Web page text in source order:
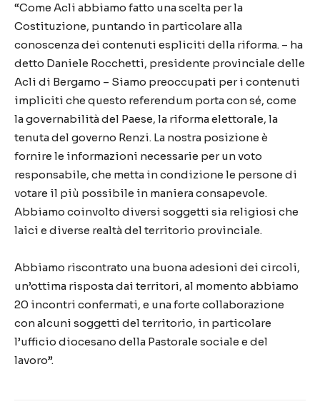
“Come Acli abbiamo fatto una scelta per la
Costituzione, puntando in particolare alla
conoscenza dei contenuti espliciti della riforma. – ha
detto Daniele Rocchetti, presidente provinciale delle
Acli di Bergamo – Siamo preoccupati per i contenuti
impliciti che questo referendum porta con sé, come
la governabilità del Paese, la riforma elettorale, la
tenuta del governo Renzi. La nostra posizione è
fornire le informazioni necessarie per un voto
responsabile, che metta in condizione le persone di
votare il più possibile in maniera consapevole.
Abbiamo coinvolto diversi soggetti sia religiosi che
laici e diverse realtà del territorio provinciale.
Abbiamo riscontrato una buona adesioni dei circoli,
un’ottima risposta dai territori, al momento abbiamo
20 incontri confermati, e una forte collaborazione
con alcuni soggetti del territorio, in particolare
l’ufficio diocesano della Pastorale sociale e del
lavoro”.